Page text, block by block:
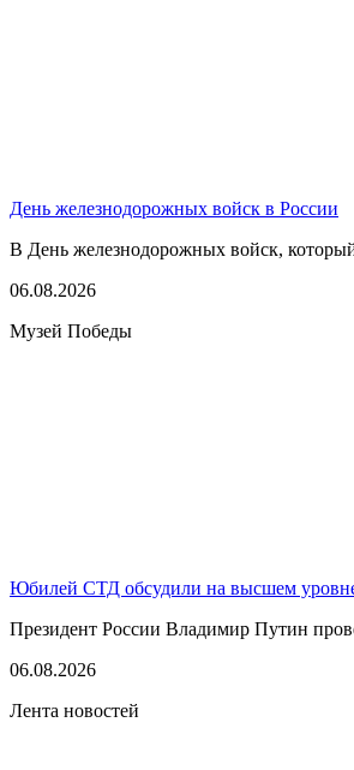
День железнодорожных войск в России
В День железнодорожных войск,
06.08.2026
Музей Победы
Юбилей СТД обсудили на высшем
Президент России Владимир Путин
06.08.2026
Лента новостей